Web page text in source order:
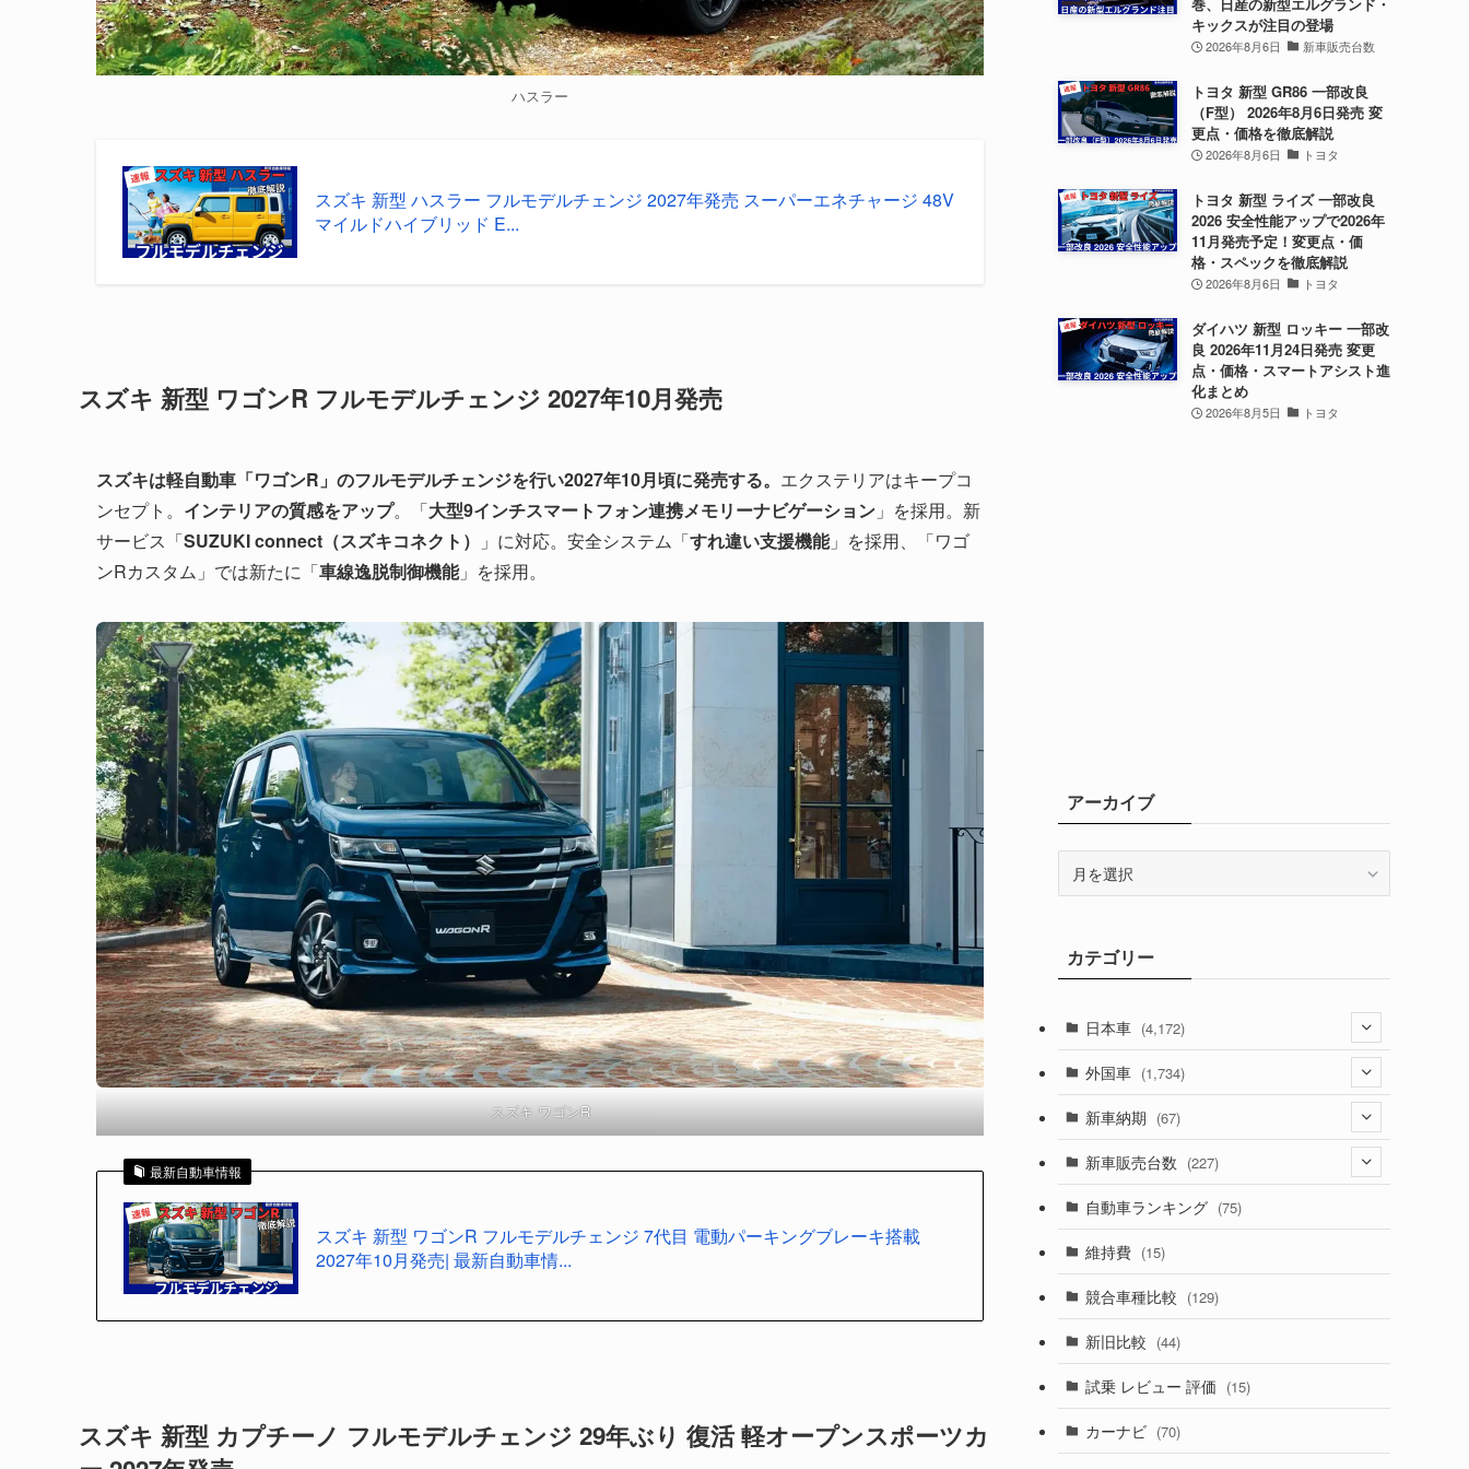
ハスラー
スズキ 新型 ハスラー フルモデルチェンジ 2027年発売 スーパーエネチャージ 48V
マイルドハイブリッド E...
スズキ 新型 ワゴンR フルモデルチェンジ 2027年10月発売
スズキは軽自動車「ワゴンR」のフルモデルチェンジを行い2027年10月頃に発売する。 エクステリアはキープコ
ンセプト。 インテリアの質感をアップ。「大型9インチスマートフォン連携メモリーナビゲーション 」を採用。新
サービス「SUZUKI connect（スズキコネクト） 」に対応。安全システム「すれ違い支援機能」を採用、「ワゴ
ンRカスタム」では新たに「車線逸脱制御機能」を採用。
スズキ ワゴンR
最新自動車情報
スズキ 新型 ワゴンR フルモデルチェンジ 7代目 電動パーキングブレーキ搭載
2027年10月発売| 最新自動車情...
スズキ 新型 カプチーノ フルモデルチェンジ 29年ぶり 復活 軽オープンスポーツカ
キックスが注目の登場
2026年8月6日 新車販売台数
トヨタ 新型 GR86 一部改良
（F型） 2026年8月6日発売 変
更点・価格を徹底解説
2026年8月6日 トヨタ
トヨタ 新型 ライズ 一部改良
2026 安全性能アップで2026年
11月発売予定！変更点・価
格・スペックを徹底解説
2026年8月6日 トヨタ
ダイハツ 新型 ロッキー 一部改
良 2026年11月24日発売 変更
点・価格・スマートアシスト進
化まとめ
2026年8月5日 トヨタ
アーカイブ
ブカテゴリー
日本車 (4,172)
(1,321)
(329)
(525)
(357)
(328)
(194)
(230)
(253)
外国車 (1,734)
(188)
(242)
(85)
(84)
(14)
(222)
(50)
(58)
新車納期 (67)
(28)
(8)
(3)
(3)
(5)
(1)
新車販売台数 (227)
(21)
(5)
(7)
(5)
自動車ランキング (75)
維持費 (15)
競合車種比較 (129)
新旧比較 (44)
試乗 レビュー 評価 (15)
カーナビ (70)